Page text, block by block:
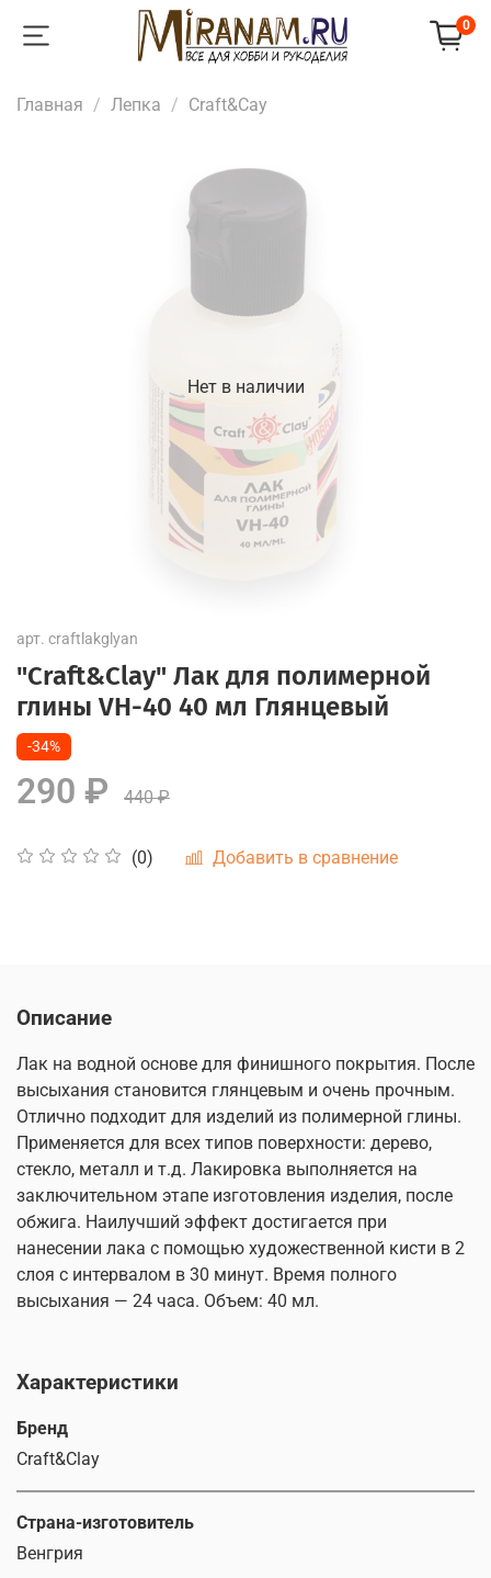
0
Главная Лепка Craft&Сay
Нет в наличии
арт. craftlakglyan
"Craft&Clay" Лак для полимерной
глины VH-40 40 мл Глянцевый
(0) Добавить в сравнение
-34%
290 ₽ 440 ₽
Описание
Лак на водной основе для финишного покрытия. После
высыхания становится глянцевым и очень прочным.
Отлично подходит для изделий из полимерной глины.
Применяется для всех типов поверхности: дерево,
стекло, металл и т.д. Лакировка выполняется на
заключительном этапе изготовления изделия, после
обжига. Наилучший эффект достигается при
нанесении лака с помощью художественной кисти в 2
слоя с интервалом в 30 минут. Время полного
высыхания — 24 часа. Объем: 40 мл.
Характеристики
Бренд
Craft&Clay
Страна-изготовитель
Венгрия